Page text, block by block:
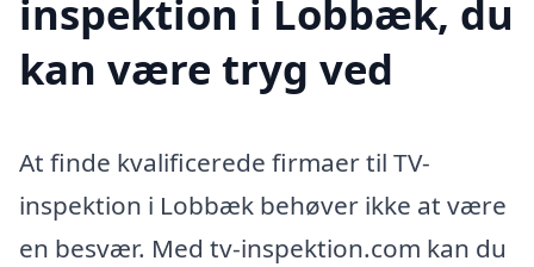
inspektion i Lobbæk, du
kan være tryg ved
At finde kvalificerede firmaer til TV-
inspektion i Lobbæk behøver ikke at være
en besvær. Med tv-inspektion.com kan du